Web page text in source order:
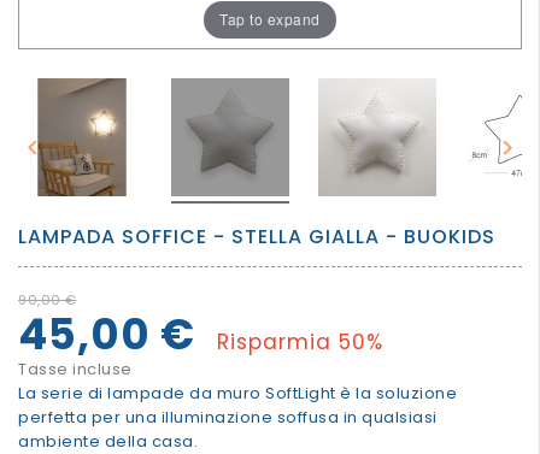
Tap to expand
 
LAMPADA SOFFICE - STELLA GIALLA - BUOKIDS
90,00 €
45,00 € Risparmia 50%
Tasse incluse
La serie di lampade da muro SoftLight è la soluzione
perfetta per una illuminazione soffusa in qualsiasi
ambiente della casa.